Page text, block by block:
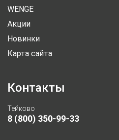
WENGE
Акции
Новинки
Карта сайта
Контакты
Тейково
8 (800) 350-99-33